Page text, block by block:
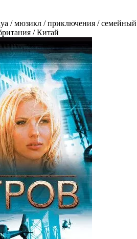
/ мюзикл / приключения / семейный
/ Китай